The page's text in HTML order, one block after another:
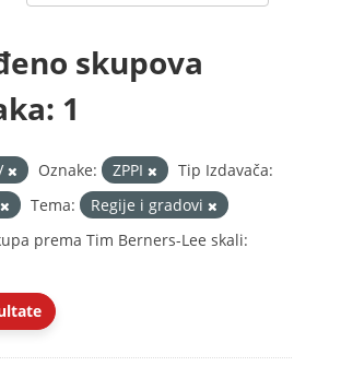
skupova
1
Oznake: ZPPI
Tip Izdavača:
Tema:
Regije i gradovi
prema Tim Berners-Lee skali: